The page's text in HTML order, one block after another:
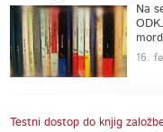
Na
16.
Testni dostop do knjig